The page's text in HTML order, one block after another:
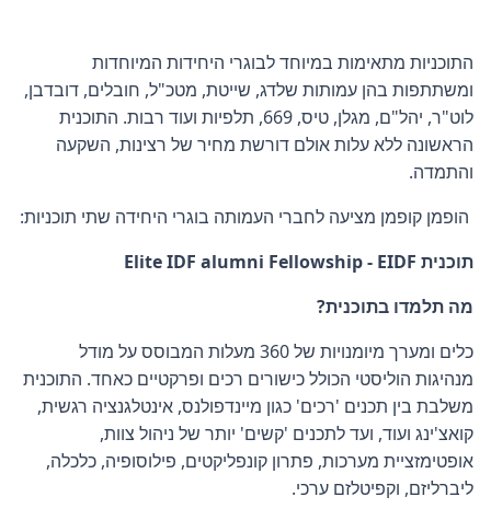
התוכניות מתאימות במיוחד לבוגרי היחידות המיוחדות
ומשתתפות בהן עמותות שלדג, שייטת, מטכ"ל, חובלים, דובדבן,
לוט"ר, יהל"ם, מגלן, טיס, 669, תלפיות ועוד רבות. התוכנית
הראשונה ללא עלות אולם דורשת מחיר של רצינות, השקעה
והתמדה.
הופמן קופמן מציעה לחברי העמותה בוגרי היחידה שתי תוכניות:
תוכנית Elite IDF alumni Fellowship - EIDF
מה תלמדו בתוכנית?
כלים ומערך מיומנויות של 360 מעלות המבוסס על מודל
מנהיגות הוליסטי הכולל כישורים רכים ופרקטיים כאחד. התוכנית
משלבת בין תכנים 'רכים' כגון מיינדפולנס, אינטלגנציה רגשית,
קואצ'ינג ועוד, ועד לתכנים 'קשים' יותר של ניהול צוות,
אופטימזציית מערכות, פתרון קונפליקטים, פילוסופיה, כלכלה,
ליברליזם, וקפיטלזם ערכי.